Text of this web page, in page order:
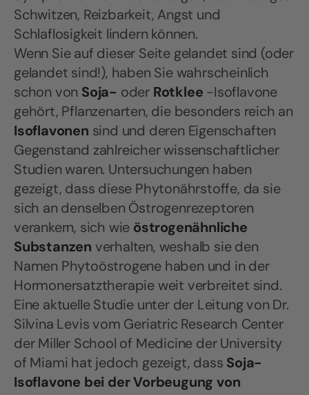
Schwitzen, Reizbarkeit, Angst und
Schlaflosigkeit lindern können.
Wenn Sie auf dieser Seite gelandet sind (oder
gelandet sind!), haben Sie wahrscheinlich
schon von Soja- oder Rotklee -Isoflavone
gehört, Pflanzenarten, die besonders reich an
Isoflavonen sind und deren Eigenschaften
Gegenstand zahlreicher wissenschaftlicher
Studien waren. Untersuchungen haben
gezeigt, dass diese Phytonährstoffe, da sie
sich an denselben Östrogenrezeptoren
verankern, sich wie östrogenähnliche
Substanzen verhalten, weshalb sie den
Namen Phytoöstrogene haben und in der
Hormonersatztherapie weit verbreitet sind.
Eine aktuelle Studie unter der Leitung von Dr.
Silvina Levis vom Geriatric Research Center
der Miller School of Medicine der University
of Miami hat jedoch gezeigt, dass Soja-
Isoflavone bei der Vorbeugung von